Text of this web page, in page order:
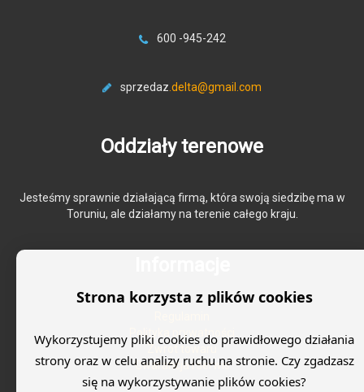
600 -945-242
sprzedaz .delta@gmail.com
Oddziały terenowe
Jesteśmy sprawnie działającą firmą, która swoją siedzibę ma w
Toruniu, ale działamy na terenie całego kraju.
Polityka prywatności
Gwarancja i serwis
Strona korzysta z plików cookies
Wykorzystujemy pliki cookies do prawidłowego działania
strony oraz w celu analizy ruchu na stronie. Czy zgadzasz
się na wykorzystywanie plików cookies?